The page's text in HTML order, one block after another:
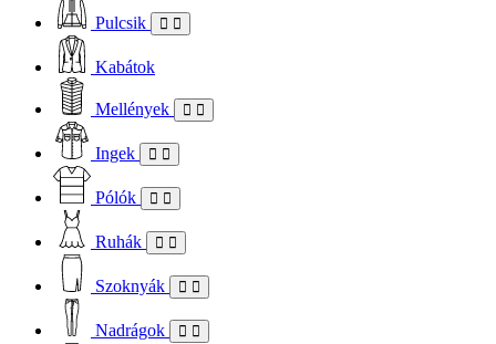
Pulcsik
Kabátok
Mellények
Ingek
Pólók
Ruhák
Szoknyák
Nadrágok